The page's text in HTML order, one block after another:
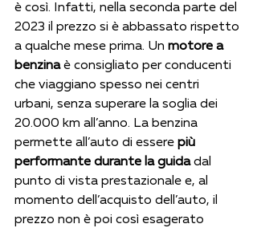
è così. Infatti, nella seconda parte del
2023 il prezzo si è abbassato rispetto
a qualche mese prima. Un motore a
benzina è consigliato per conducenti
che viaggiano spesso nei centri
urbani, senza superare la soglia dei
20.000 km all’anno. La benzina
permette all’auto di essere più
performante durante la guida dal
punto di vista prestazionale e, al
momento dell’acquisto dell’auto, il
prezzo non è poi così esagerato